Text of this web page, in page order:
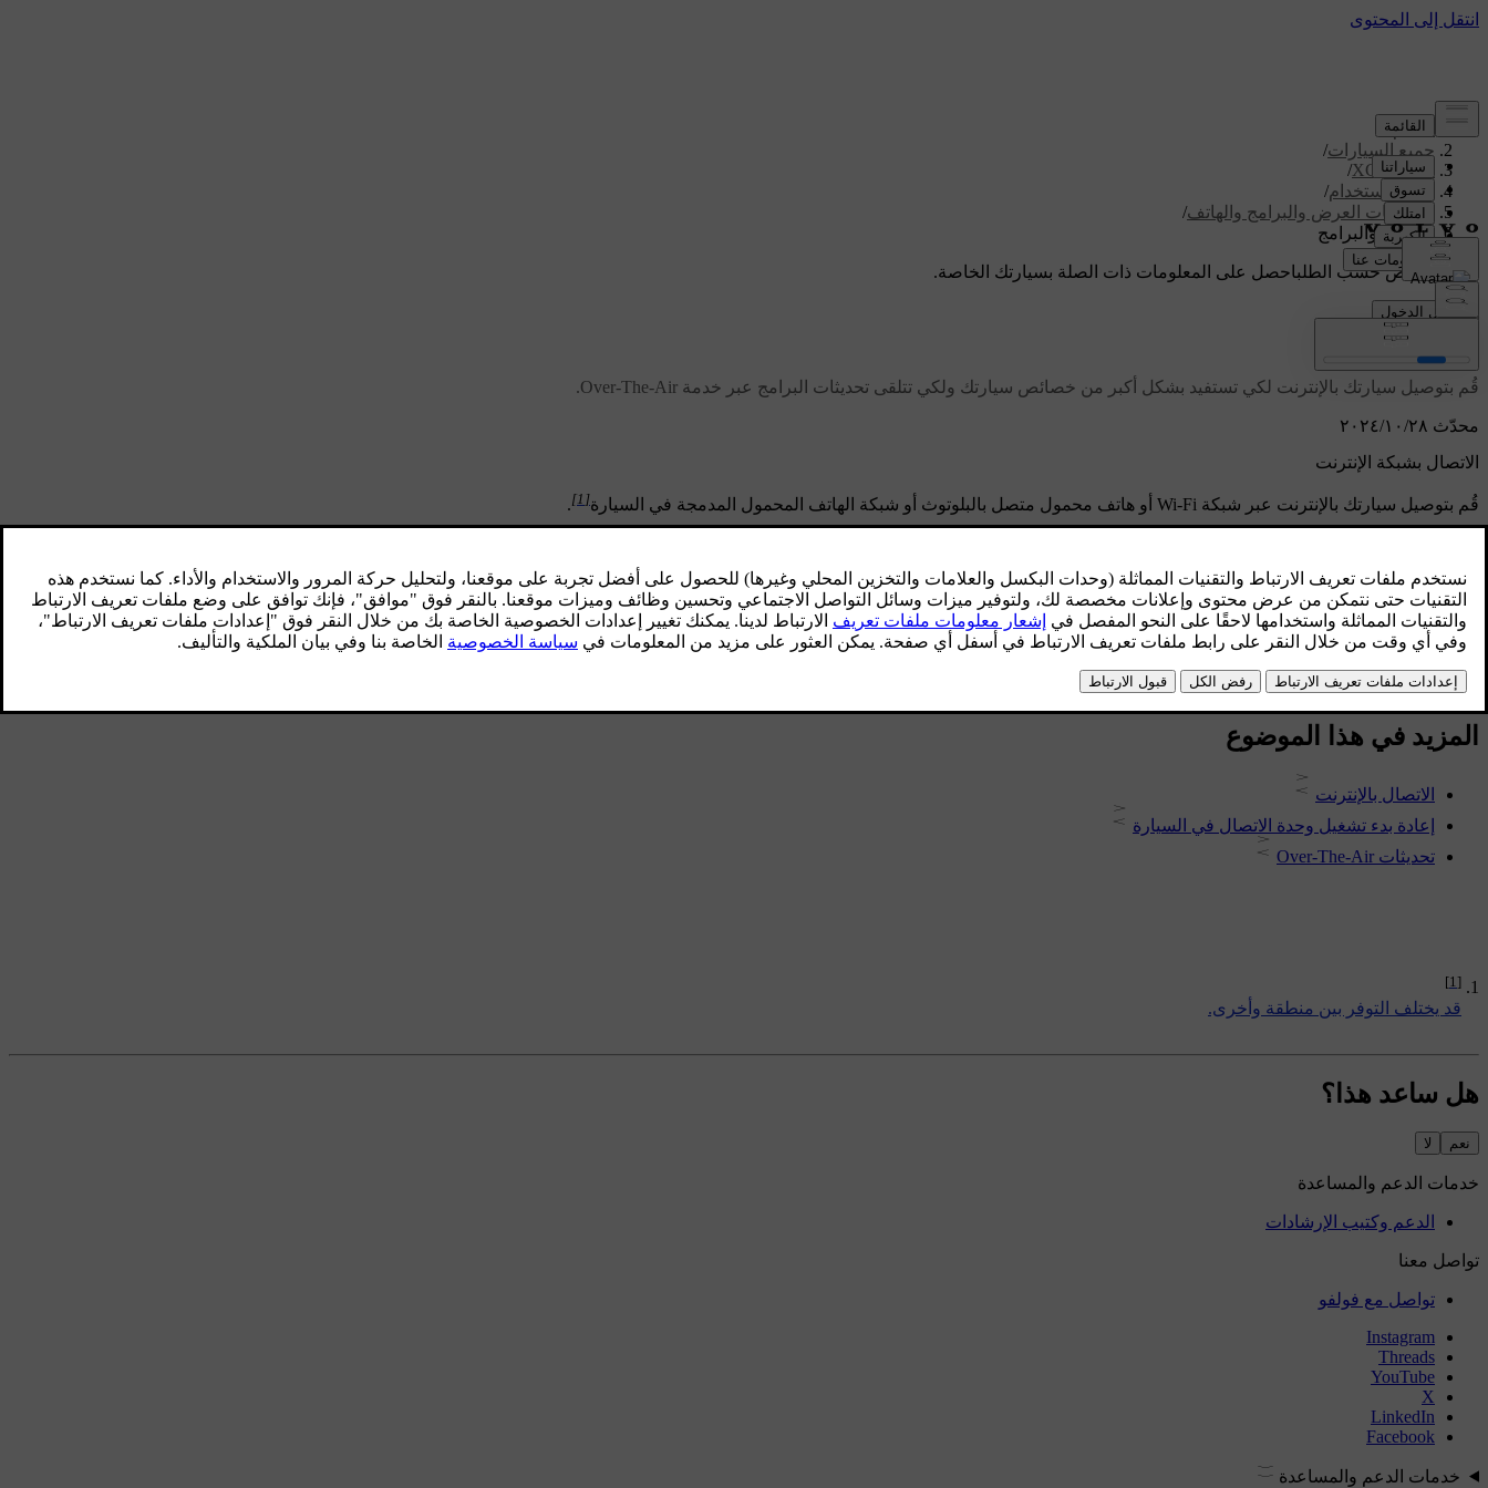
الدعم/
جميع السيارات/
XC60 2026
/
دليل الاستخدام/
شاشات العرض والبرامج والهاتف/
الاتصال والبرامج
دعم مخصص حسب الطلباحصل على المعلومات ذات الصلة بسيارتك الخاصة.
تسجيل الدخول
محدّث ٢٨‏/١٠‏/٢٠٢٤
قُم بتوصيل سيارتك بالإنترنت لكي تستفيد بشكل أكبر من خصائص سيارتك ولكي تتلقى تحديثات البرامج عبر خدمة Over-The-Air.
الاتصال بشبكة الإنترنت
قُم بتوصيل سيارتك بالإنترنت عبر شبكة Wi-Fi أو هاتف محمول متصل بالبلوتوث أو شبكة الهاتف المحمول المدمجة في السيارة [1]
.
تتيح التحديثات عبر خدمة Over-The-Air الإبقاء على البرامج في سيارتك قيد التحديث.
[1]
قد يختلف التوفر بين منطقة وأخرى.
المزيد في هذا الموضوع
الاتصال بالإنترنت
إعادة بدء تشغيل وحدة الاتصال في السيارة
تحديثات Over-The-Air
هل ساعد هذا؟
نعم لا